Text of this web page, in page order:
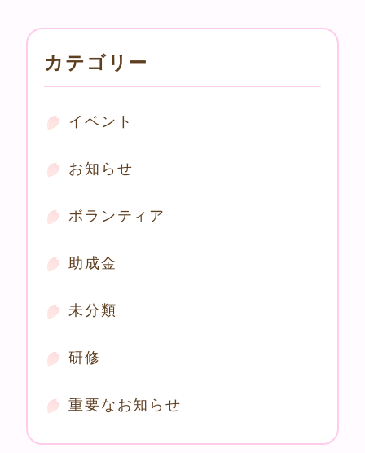
カテゴリー
イベント
お知らせ
ボランティア
助成金
未分類
研修
重要なお知らせ